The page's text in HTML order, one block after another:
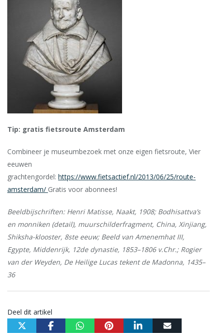
Tip: gratis fietsroute Amsterdam
Combineer je museumbezoek met onze eigen fietsroute, Vier
eeuwen
grachtengordel: https://www.fietsactief.nl/2013/06/25/route-
amsterdam/ Gratis voor abonnees!
Beeldbijschriften: Henri Matisse, Naakt, 1908; Bodhisattva’s
en monniken (detail), muurschilderfragment, China, Xinjiang,
Shiksha-klooster, 8ste eeuw; Beeld van Amenemhat III,
Egypte, Middenrijk, 12de dynastie, 1853–1806 v.Chr.; Rogier
van der Weyden, De Heilige Lucas tekent de Madonna, 1435–
36
Deel dit artikel